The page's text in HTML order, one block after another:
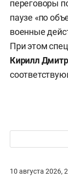
переговоры
паузе «по
военные
При этом
Кирилл
10 августа 2026,